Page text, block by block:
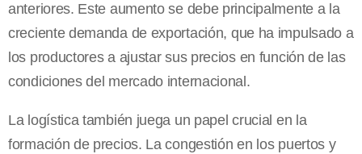
anteriores. Este aumento se debe principalmente a la
creciente demanda de exportación, que ha impulsado a
los productores a ajustar sus precios en función de las
condiciones del mercado internacional.
La logística también juega un papel crucial en la
formación de precios. La congestión en los puertos y